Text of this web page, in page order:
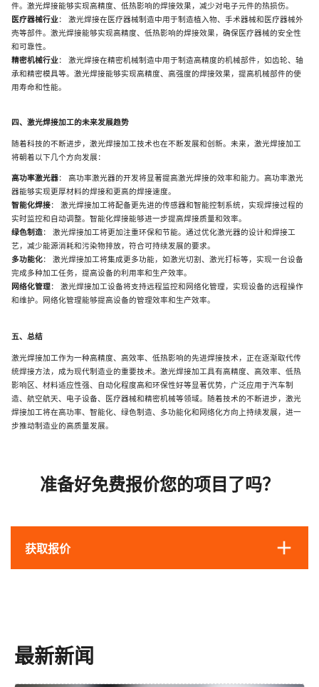
件。激光焊接能够实现高精度、低热影响的焊接效果，减少对电子元件的热损伤。
医疗器械行业：
激光焊接在医疗器械制造中用于制造植入物、手术器械和医疗器械外
壳等部件。激光焊接能够实现高精度、低热影响的焊接效果，确保医疗器械的安全性
和可靠性。
精密机械行业：
激光焊接在精密机械制造中用于制造高精度的机械部件，如齿轮、轴
承和精密模具等。激光焊接能够实现高精度、高强度的焊接效果，提高机械部件的使
用寿命和性能。
四、激光焊接加工的未来发展趋势
随着科技的不断进步，激光焊接加工技术也在不断发展和创新。未来，激光焊接加工
将朝着以下几个方向发展：
高功率激光器：
高功率激光器的开发将显著提高激光焊接的效率和能力。高功率激光
器能够实现更厚材料的焊接和更高的焊接速度。
智能化焊接：
激光焊接加工将配备更先进的传感器和智能控制系统，实现焊接过程的
实时监控和自动调整。智能化焊接能够进一步提高焊接质量和效率。
绿色制造：
激光焊接加工将更加注重环保和节能。通过优化激光器的设计和焊接工
艺，减少能源消耗和污染物排放，符合可持续发展的要求。
多功能化：
激光焊接加工将集成更多功能，如激光切割、激光打标等，实现一台设备
完成多种加工任务，提高设备的利用率和生产效率。
网络化管理：
激光焊接加工设备将支持远程监控和网络化管理，实现设备的远程操作
和维护。网络化管理能够提高设备的管理效率和生产效率。
五、总结
激光焊接加工作为一种高精度、高效率、低热影响的先进焊接技术，正在逐渐取代传
统焊接方法，成为现代制造业的重要技术。激光焊接加工具有高精度、高效率、低热
影响区、材料适应性强、自动化程度高和环保性好等显著优势，广泛应用于汽车制
造、航空航天、电子设备、医疗器械和精密机械等领域。随着技术的不断进步，激光
焊接加工将在高功率、智能化、绿色制造、多功能化和网络化方向上持续发展，进一
步推动制造业的高质量发展。
准备好免费报价您的项目了吗？
获取报价
最新新闻